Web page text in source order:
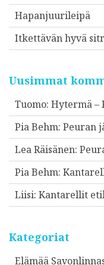
Hapanjuurileipä
Itkettävän hyvä
Uusimmat
Tuomo: Hytermä –
Pia Behm: Peuran
Lea Räisänen:
Pia Behm:
Liisi: Kantarellit
Kategoriat
Elämää